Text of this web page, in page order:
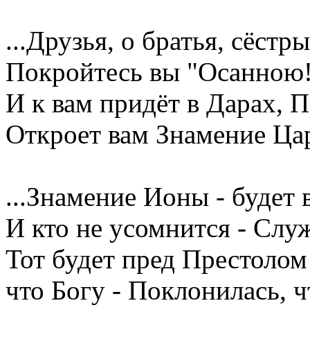
...Друзья, о братья,
Покройтесь вы
И к вам придёт в Дарах,
Откроет вам Знамение
...Знамение Ионы -
И кто не усомнится -
Тот будет пред
что Богу - Поклонилась,